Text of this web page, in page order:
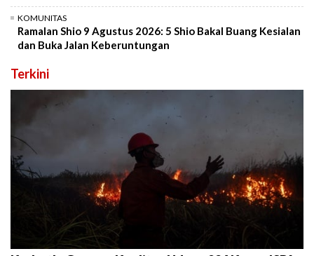
KOMUNITAS
Ramalan Shio 9 Agustus 2026: 5 Shio Bakal Buang Kesialan
dan Buka Jalan Keberuntungan
Terkini